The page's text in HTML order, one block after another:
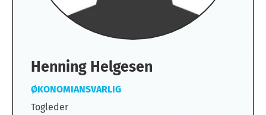
Henning Helgesen
ØKONOMIANSVARLIG
Togleder